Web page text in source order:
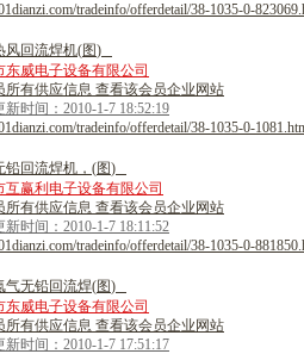
tradeinfo/offerdetail/38-1035-0-
风回流焊机(图)
东威电子设备有限公司
所有供应信息 查看该会员企业网站
新时间：2010-1-7 18:52:19
tradeinfo/offerdetail/38-1035-0-
铅回流焊机 ， (图)
互赢利电子设备有限公司
所有供应信息 查看该会员企业网站
新时间：2010-1-7 18:11:52
tradeinfo/offerdetail/38-1035-0-
气无铅回流焊(图)
东威电子设备有限公司
所有供应信息 查看该会员企业网站
新时间：2010-1-7 17:51:17